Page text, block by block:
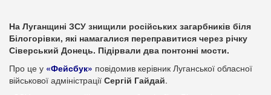
На Луганщині ЗСУ знищили російських загарбників біля
Білогорівки, які намагалися переправитися через річку
Сіверський Донець. Підірвали два понтонні мости.
Про це у «Фейсбук» повідомив керівник Луганської обласної
військової адміністрації Сергій Гайдай.